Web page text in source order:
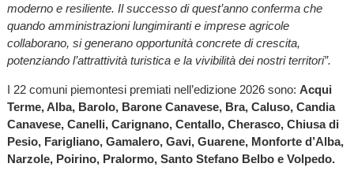
moderno e resiliente. Il successo di quest’anno conferma che
quando amministrazioni lungimiranti e imprese agricole
collaborano, si generano opportunità concrete di crescita,
potenziando l’attrattività turistica e la vivibilità dei nostri territori”.
I 22 comuni piemontesi premiati nell’edizione 2026 sono: Acqui
Terme, Alba, Barolo, Barone Canavese, Bra, Caluso, Candia
Canavese, Canelli, Carignano, Centallo, Cherasco, Chiusa di
Pesio, Farigliano, Gamalero, Gavi, Guarene, Monforte d’Alba,
Narzole, Poirino, Pralormo, Santo Stefano Belbo e Volpedo.